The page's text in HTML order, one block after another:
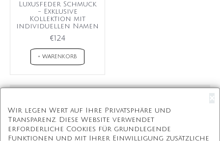
Luxusfeder Schmuck
- Exklusive
Kollektion mit
individuellen Namen
€124
+ WARENKORB
Kostenloser Versand
Wir legen Wert auf Ihre Privatsphäre und
Transparenz. Diese Website verwendet
erforderliche Cookies für grundlegende
Funktionen und mit Ihrer Einwilligung zusätzliche